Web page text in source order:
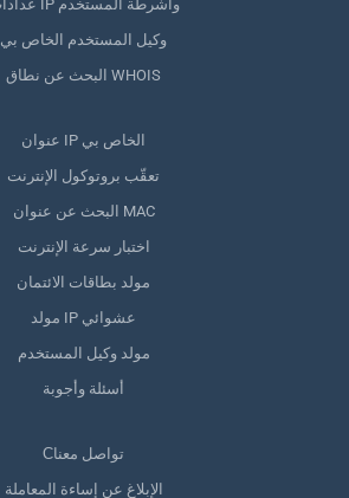
عدادات IP وأشرطة المستخدم
وكيل المستخدم الخاص بي
البحث عن نطاق WHOIS
عنوان IP الخاص بي
تعقّب بروتوكول الإنترنت
البحث عن عنوان MAC
اختبار سرعة الإنترنت
مولد بطاقات الائتمان
مولد IP عشوائي
مولد وكيل المستخدم
أسئلة وأجوبة
Сتواصل معنا
الإبلاغ عن إساءة المعاملة